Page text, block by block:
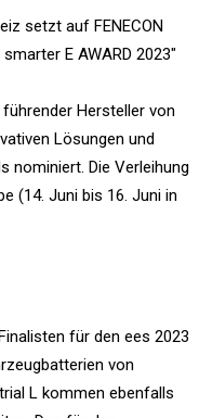
setzt auf FENECON
E AWARD 2023"
Hersteller von
Lösungen und
nominiert. Die Verleihung
(14. Juni bis 16. Juni in
für den ees 2023
von
L kommen ebenfalls